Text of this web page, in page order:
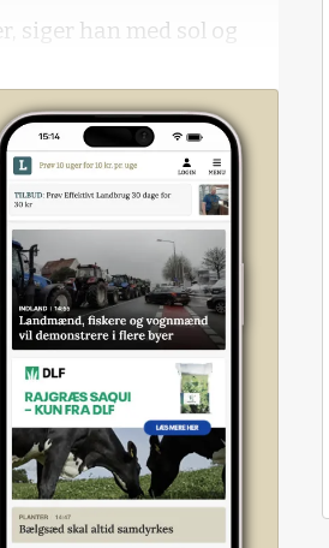
siger han med sol og
mens byger drev over